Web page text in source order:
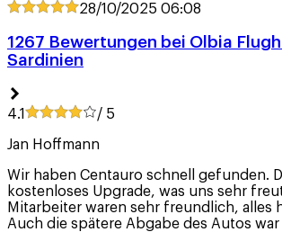
28/10/2025 06:08
1267 Bewertungen bei Olbia
Sardinien
4.1 / 5
Jan Hoffmann
Wir haben Centauro schnell gefunden.
kostenloses Upgrade, was uns sehr
Mitarbeiter waren sehr freundlich, alles
Auch die spätere Abgabe des Autos